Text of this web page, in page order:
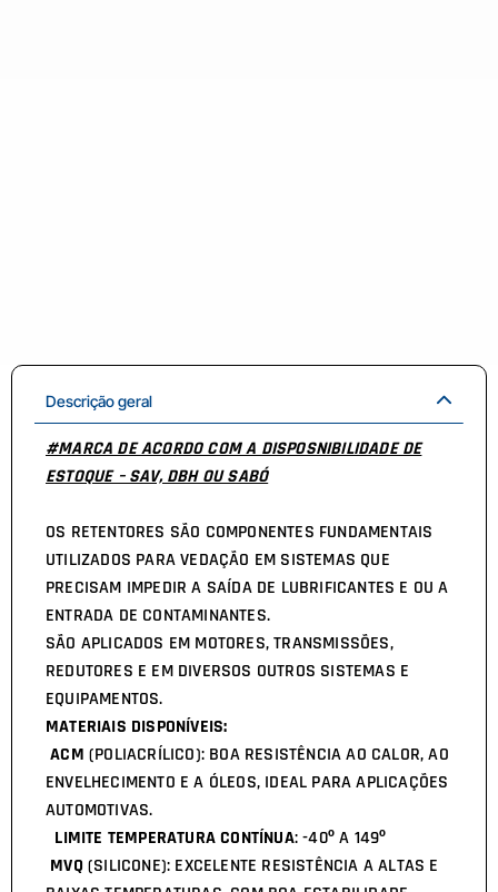
Descrição geral
#MARCA DE ACORDO COM A DISPOSNIBILIDADE DE
ESTOQUE – SAV, DBH OU SABÓ
OS RETENTORES SÃO COMPONENTES FUNDAMENTAIS
UTILIZADOS PARA VEDAÇÃO EM SISTEMAS QUE
PRECISAM IMPEDIR A SAÍDA DE LUBRIFICANTES E OU A
ENTRADA DE CONTAMINANTES.
SÃO APLICADOS EM MOTORES, TRANSMISSÕES,
REDUTORES E EM DIVERSOS OUTROS SISTEMAS E
EQUIPAMENTOS.
MATERIAIS DISPONÍVEIS:
ACM (POLIACRÍLICO): BOA RESISTÊNCIA AO CALOR, AO
ENVELHECIMENTO E A ÓLEOS, IDEAL PARA APLICAÇÕES
AUTOMOTIVAS.
LIMITE TEMPERATURA CONTÍNUA: -40º A 149º
MVQ (SILICONE): EXCELENTE RESISTÊNCIA A ALTAS E